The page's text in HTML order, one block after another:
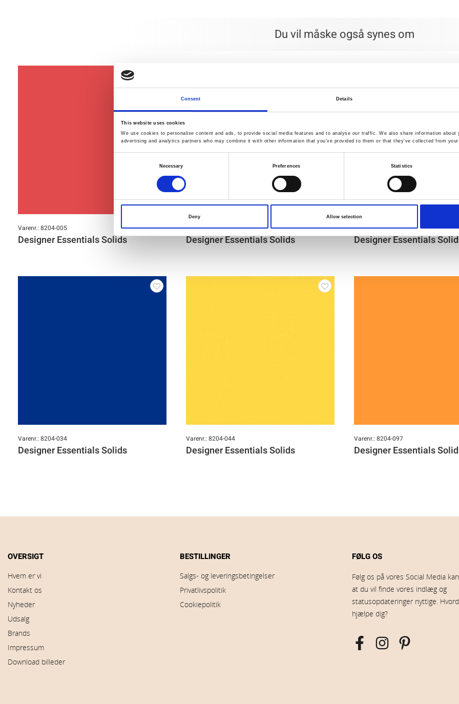
Consent Details
This website uses cookies
We use cookies to personalise content and ads, to provide social media features and to analyse our traffic. We also share information
advertising and analytics partners who may combine it with other information that you’ve provided to them or that they’ve collected from
Necessary Preferences Statistics
Deny Allow selection
Du vil måske også synes om
Varenr.: 8204-005
Designer Essentials Solids
Varenr.: 8204-119
Designer Essentials Solids
Varenr.: 8204-014
Designer Essentials
Varenr.: 8204-034
Designer Essentials Solids
Varenr.: 8204-044
Designer Essentials Solids
Varenr.: 8204-097
Designer Essentials
OVERSIGT
Hvem er vi
Kontakt os
Nyheder
Udsalg
Brands
Impressum
Download billeder
BESTILLINGER
Salgs- og leveringsbetingelser
Privatlivspolitik
Cookiepolitik
FØLG OS
Følg os på vores Social Media
at du vil finde vores indlæg og
statusopdateringer nyttige.
hjælpe dig?